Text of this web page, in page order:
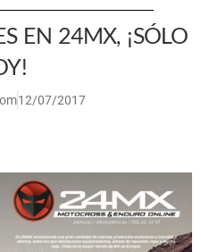
EN 24MX, ¡SÓLO
12/07/2017